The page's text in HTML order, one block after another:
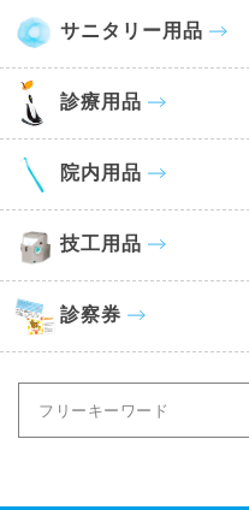
サニタリー用品
診療用品
院内用品
技工用品
診察券